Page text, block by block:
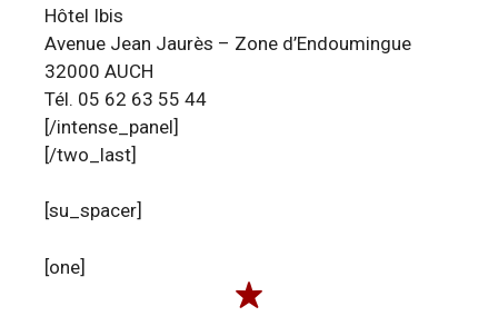
Hôtel Ibis
Avenue Jean Jaurès – Zone d’Endoumingue
32000 AUCH
Tél. 05 62 63 55 44
[/intense_panel]
[/two_last]
[su_spacer]
[one]